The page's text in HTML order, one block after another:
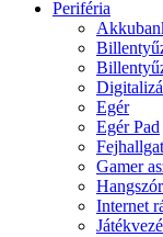
Periféria
Egér
Egér Pad
Gamer
Internet